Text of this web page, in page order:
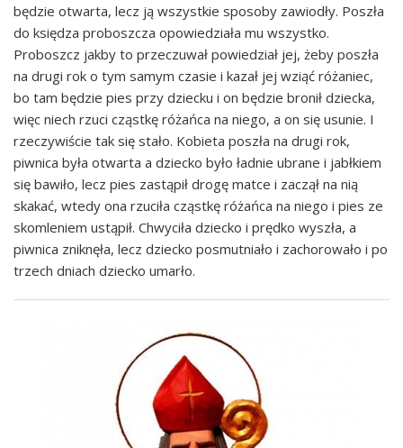
będzie otwarta, lecz ją wszystkie sposoby zawiodły. Poszła
do księdza proboszcza opowiedziała mu wszystko.
Proboszcz jakby to przeczuwał powiedział jej, żeby poszła
na drugi rok o tym samym czasie i kazał jej wziąć różaniec,
bo tam będzie pies przy dziecku i on będzie bronił dziecka,
więc niech rzuci cząstkę różańca na niego, a on się usunie. I
rzeczywiście tak się stało. Kobieta poszła na drugi rok,
piwnica była otwarta a dziecko było ładnie ubrane i jabłkiem
się bawiło, lecz pies zastąpił drogę matce i zaczął na nią
skakać, wtedy ona rzuciła cząstkę różańca na niego i pies ze
skomleniem ustąpił. Chwyciła dziecko i prędko wyszła, a
piwnica zniknęła, lecz dziecko posmutniało i zachorowało i po
trzech dniach dziecko umarło.